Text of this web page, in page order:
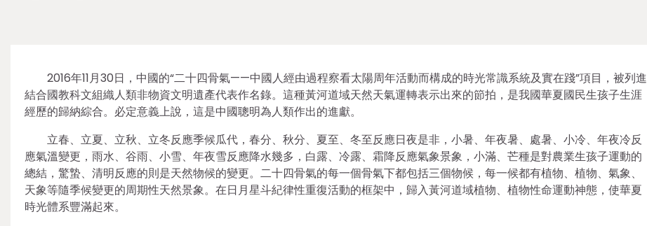
2016年11月30日，中國的“二十四骨氣——中國人經由過程察看太陽周年活動而構成的時光常識系統及實在踐”項目，被列進
結合國教科文組織人類非物資文明遺產代表作名錄。這種黃河道域天然天氣運轉表示出來的節拍，是我國華夏國民生孩子生涯
經歷的歸納綜合。必定意義上說，這是中國聰明為人類作出的進獻。
立春、立夏、立秋、立冬反應季候瓜代，春分、秋分、夏至、冬至反應日夜是非，小暑、年夜暑、處暑、小冷、年夜冷反
應氣溫變更，雨水、谷雨、小雪、年夜雪反應降水幾多，白露、冷露、霜降反應氣象景象，小滿、芒種是對農業生孩子運動的
總結，驚蟄、清明反應的則是天然物候的變更。二十四骨氣的每一個骨氣下都包括三個物候，每一候都有植物、植物、氣象、
天象等隨季候變更的周期性天然景象。在日月星斗紀律性重復活動的框架中，歸入黃河道域植物、植物性命運動神態，使華夏
時光體系豐滿起來。